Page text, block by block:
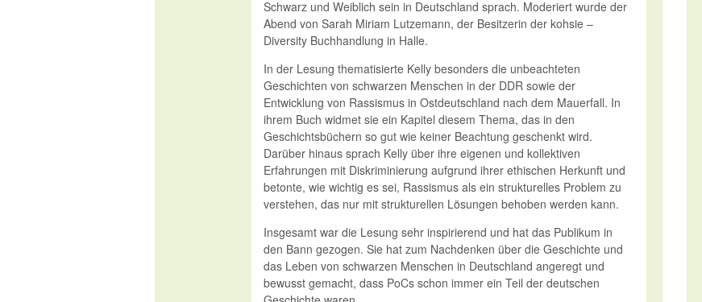
Schwarz und Weiblich sein in Deutschland sprach. Moderiert wurde der
Abend von Sarah Miriam Lutzemann, der Besitzerin der kohsie –
Diversity Buchhandlung in Halle.
In der Lesung thematisierte Kelly besonders die unbeachteten
Geschichten von schwarzen Menschen in der DDR sowie der
Entwicklung von Rassismus in Ostdeutschland nach dem Mauerfall. In
ihrem Buch widmet sie ein Kapitel diesem Thema, das in den
Geschichtsbüchern so gut wie keiner Beachtung geschenkt wird.
Darüber hinaus sprach Kelly über ihre eigenen und kollektiven
Erfahrungen mit Diskriminierung aufgrund ihrer ethischen Herkunft und
betonte, wie wichtig es sei, Rassismus als ein strukturelles Problem zu
verstehen, das nur mit strukturellen Lösungen behoben werden kann.
Insgesamt war die Lesung sehr inspirierend und hat das Publikum in
den Bann gezogen. Sie hat zum Nachdenken über die Geschichte und
das Leben von schwarzen Menschen in Deutschland angeregt und
bewusst gemacht, dass PoCs schon immer ein Teil der deutschen